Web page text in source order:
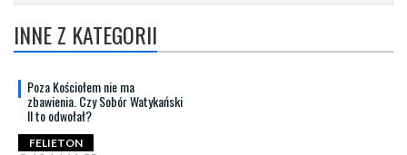
INNE Z KATEGORII
Poza Kościołem nie ma
zbawienia. Czy Sobór Watykański
II to odwołał?
FELIETON